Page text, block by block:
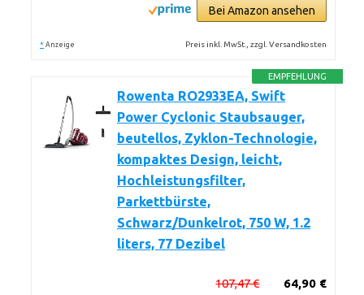
Bei Amazon ansehen
* Anzeige Preis inkl. MwSt., zzgl. Versandkosten
EMPFEHLUNG
Rowenta RO2933EA, Swift
Power Cyclonic Staubsauger,
beutellos, Zyklon-Technologie,
kompaktes Design, leicht,
Hochleistungsfilter,
Parkettbürste,
Schwarz/Dunkelrot, 750 W, 1.2
liters, 77 Dezibel
64,90 €
107,47 €